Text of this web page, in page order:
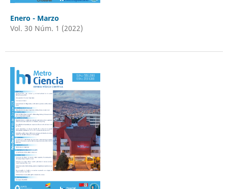
Enero - Marzo
Vol. 30 Núm. 1 (2022)